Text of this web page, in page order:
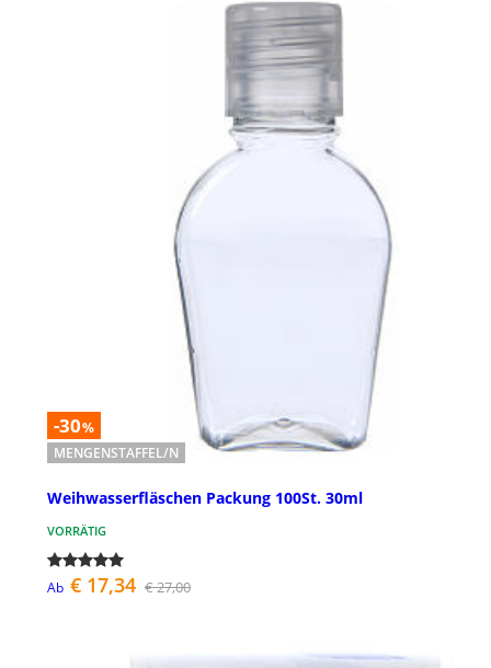
-30%
MENGENSTAFFEL/N
Weihwasserfläschen Packung 100St. 30ml
VORRÄTIG
Ab € 17,34 € 27,00